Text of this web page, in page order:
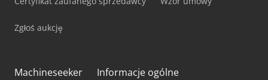
Zgłoś aukcję
Machineseeker Informacje ogólne